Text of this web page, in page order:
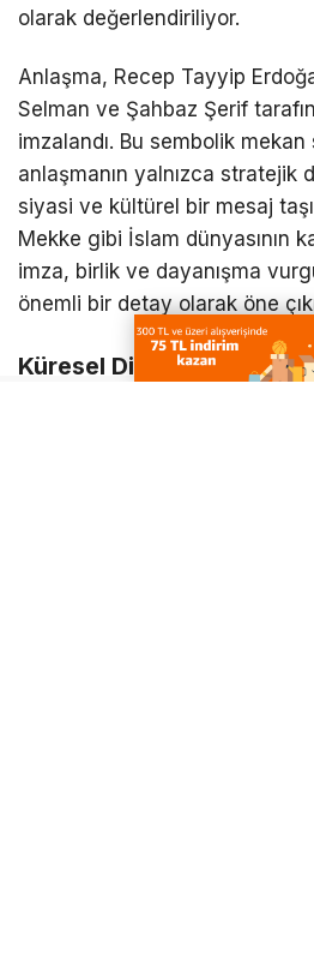
olarak değerlendiriliyor.
Anlaşma, Recep Tayyip
Selman ve Şahbaz Şerif
imzalandı. Bu sembolik
anlaşmanın yalnızca stratejik
siyasi ve kültürel bir mesaj
Mekke gibi İslam dünyasının
imza, birlik ve dayanışma
önemli bir detay olarak öne
Küresel Dikkat Mekke’de